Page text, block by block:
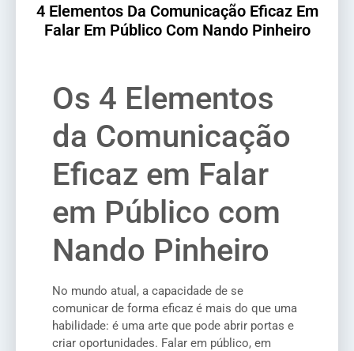
4 Elementos Da Comunicação Eficaz Em
Falar Em Público Com Nando Pinheiro
Os 4 Elementos
da Comunicação
Eficaz em Falar
em Público com
Nando Pinheiro
No mundo atual, a capacidade de se
comunicar de forma eficaz é mais do que uma
habilidade: é uma arte que pode abrir portas e
criar oportunidades. Falar em público, em